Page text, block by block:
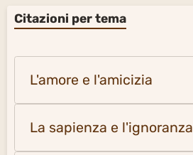
Citazioni per tema
L'amore e l'amicizia
La sapienza e l'ignoranza